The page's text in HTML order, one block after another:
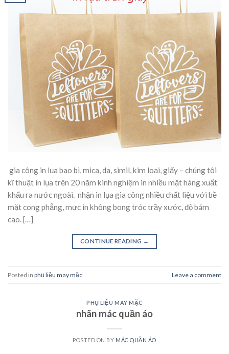
gia công in lụa bao bì, mica, da, simil, kim loại, giấy – chúng tôi
kĩ thuật in lụa trên 20 năm kinh nghiệm in nhiều mặt hàng xuất
khẩu ra nước ngoài. nhận in lụa gia công nhiều chất liệu với bề
mặt cong phẳng, mực in không bong tróc trầy xước, độ bám
cao. […]
CONTINUE READING →
Posted in phụ liệu may mặc Leave a comment
PHỤ LIỆU MAY MẶC
nhãn mác quần áo
POSTED ON BY MÁC QUẦN ÁO